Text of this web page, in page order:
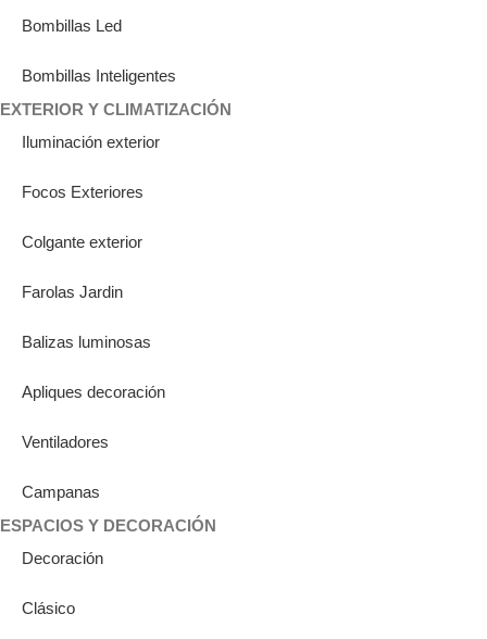
Bombillas Led
Bombillas Inteligentes
EXTERIOR Y CLIMATIZACIÓN
Iluminación exterior
Focos Exteriores
Colgante exterior
Farolas Jardin
Balizas luminosas
Apliques decoración
Ventiladores
Campanas
ESPACIOS Y DECORACIÓN
Decoración
Clásico